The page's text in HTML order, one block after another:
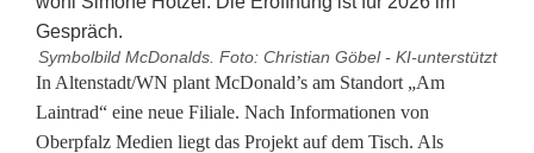
Symbolbild McDonalds. Foto: Christian Göbel - KI-unterstützt
N
e
In Altenstadt/WN plant McDonald’s am Standort „Am
Laintrad“ eine neue Filiale. Nach Informationen von
Oberpfalz Medien liegt das Projekt auf dem Tisch. Als